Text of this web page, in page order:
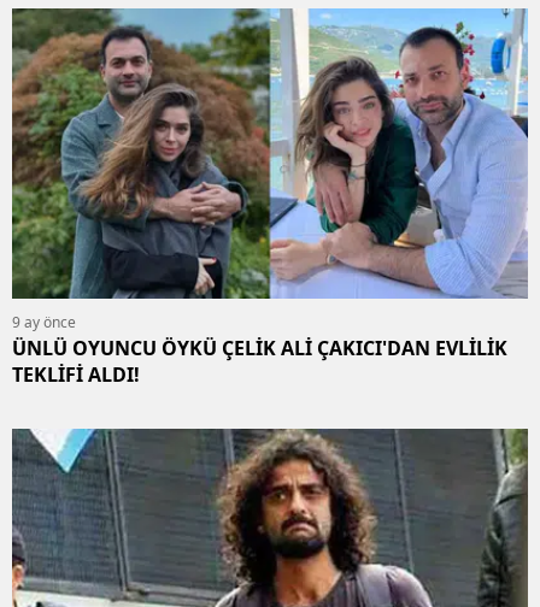
9 ay önce
ÜNLÜ OYUNCU ÖYKÜ ÇELİK ALİ ÇAKICI'DAN EVLİLİK
TEKLİFİ ALDI!